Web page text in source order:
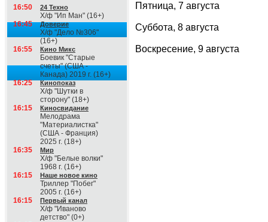
16:50 24 Техно
Х/ф "Ип Ман" (16+)
16:45
Доверие
Х/ф "Дело №306"
(16+)
16:55
Кино Микс
Боевик "Старые
счеты" (США -
Канада) 2019 г. (16+)
16:25
Кинопоказ
Х/ф "Шутки в
сторону" (18+)
16:15
Киносвидание
Мелодрама
"Материалистка"
(США - Франция)
2025 г. (18+)
16:35
Мир
Х/ф "Белые волки"
1968 г. (16+)
16:15
Наше новое кино
Триллер "Побег"
2005 г. (16+)
16:15
Первый канал
Х/ф "Иваново
детство" (0+)
Пятница, 7 августа
Суббота, 8 августа
Воскресение, 9 августа